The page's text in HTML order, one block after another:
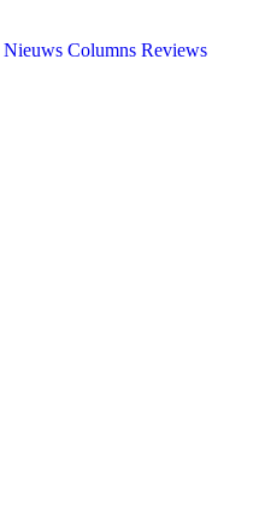
Nieuws Columns Reviews